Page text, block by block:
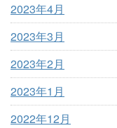
2023年4月
2023年3月
2023年2月
2023年1月
2022年12月